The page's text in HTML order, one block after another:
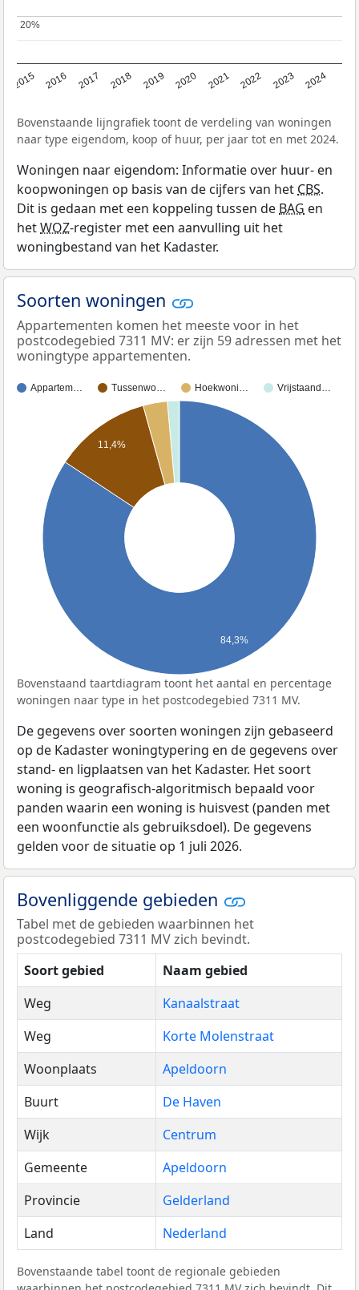
2015 2016 2017 2018 2019 2020 2021 2022 2023 2024
20%
20%
Bovenstaande lijngrafiek toont de verdeling van woningen
naar type eigendom, koop of huur, per jaar tot en met 2024.
Woningen naar eigendom: Informatie over huur- en
koopwoningen op basis van de cijfers van hetCBS.
Dit is gedaan met een koppeling tussen deBAG en
hetWOZ-register met een aanvulling uit het
woningbestand van het Kadaster.
Soorten woningen
Appartementen komen het meeste voor in het
postcodegebied 7311 MV: er zijn 59 adressen met het
woningtype appartementen.
Appartem… Tussenwo… Hoekwoni… Vrijstaand…
11,4%
84,3%
Bovenstaand taartdiagram toont het aantal en percentage
woningen naar type in het postcodegebied 7311 MV.
De gegevens over soorten woningen zijn gebaseerd
op de Kadaster woningtypering en de gegevens over
stand- en ligplaatsen van het Kadaster. Het soort
woning is geografisch-algoritmisch bepaald voor
panden waarin een woning is huisvest (panden met
een woonfunctie als gebruiksdoel). De gegevens
gelden voor de situatie op 1 juli 2026.
Bovenliggende gebieden
Tabel met de gebieden waarbinnen het
postcodegebied 7311 MV zich bevindt.
Soort gebied
Naam gebied
Weg
Kanaalstraat
Weg
Korte Molenstraat
Woonplaats
Apeldoorn
Buurt
De Haven
Wijk
Centrum
Gemeente
Apeldoorn
Provincie
Gelderland
Land
Nederland
Bovenstaande tabel toont de regionale gebieden